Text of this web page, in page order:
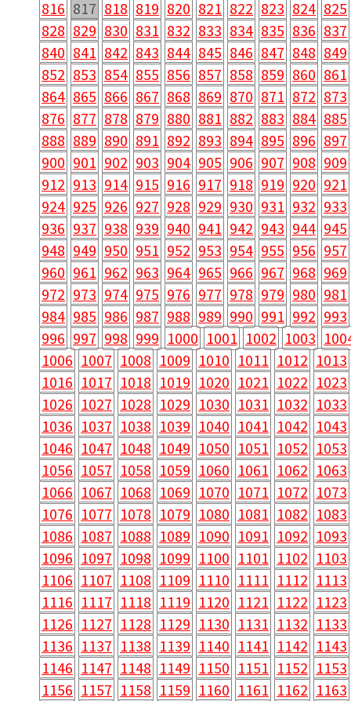
816 817 818 819 820 821 822 823 824 825
828 829 830 831 832 833 834 835 836 837
840 841 842 843 844 845 846 847 848 849
852 853 854 855 856 857 858 859 860 861
864 865 866 867 868 869 870 871 872 873
876 877 878 879 880 881 882 883 884 885
888 889 890 891 892 893 894 895 896 897
900 901 902 903 904 905 906 907 908 909
912 913 914 915 916 917 918 919 920 921
924 925 926 927 928 929 930 931 932 933
936 937 938 939 940 941 942 943 944 945
948 949 950 951 952 953 954 955 956 957
960 961 962 963 964 965 966 967 968 969
972 973 974 975 976 977 978 979 980 981
984 985 986 987 988 989 990 991 992 993
996 997 998 999 1000 1001 1002 1003
1006 1007 1008 1009 1010 1011 1012 1013
1016 1017 1018 1019 1020 1021 1022 1023
1026 1027 1028 1029 1030 1031 1032 1033
1036 1037 1038 1039 1040 1041 1042 1043
1046 1047 1048 1049 1050 1051 1052 1053
1056 1057 1058 1059 1060 1061 1062 1063
1066 1067 1068 1069 1070 1071 1072 1073
1076 1077 1078 1079 1080 1081 1082 1083
1086 1087 1088 1089 1090 1091 1092 1093
1096 1097 1098 1099 1100 1101 1102 1103
1106 1107 1108 1109 1110 1111 1112 1113
1116 1117 1118 1119 1120 1121 1122 1123
1126 1127 1128 1129 1130 1131 1132 1133
1136 1137 1138 1139 1140 1141 1142 1143
1146 1147 1148 1149 1150 1151 1152 1153
1156 1157 1158 1159 1160 1161 1162 1163